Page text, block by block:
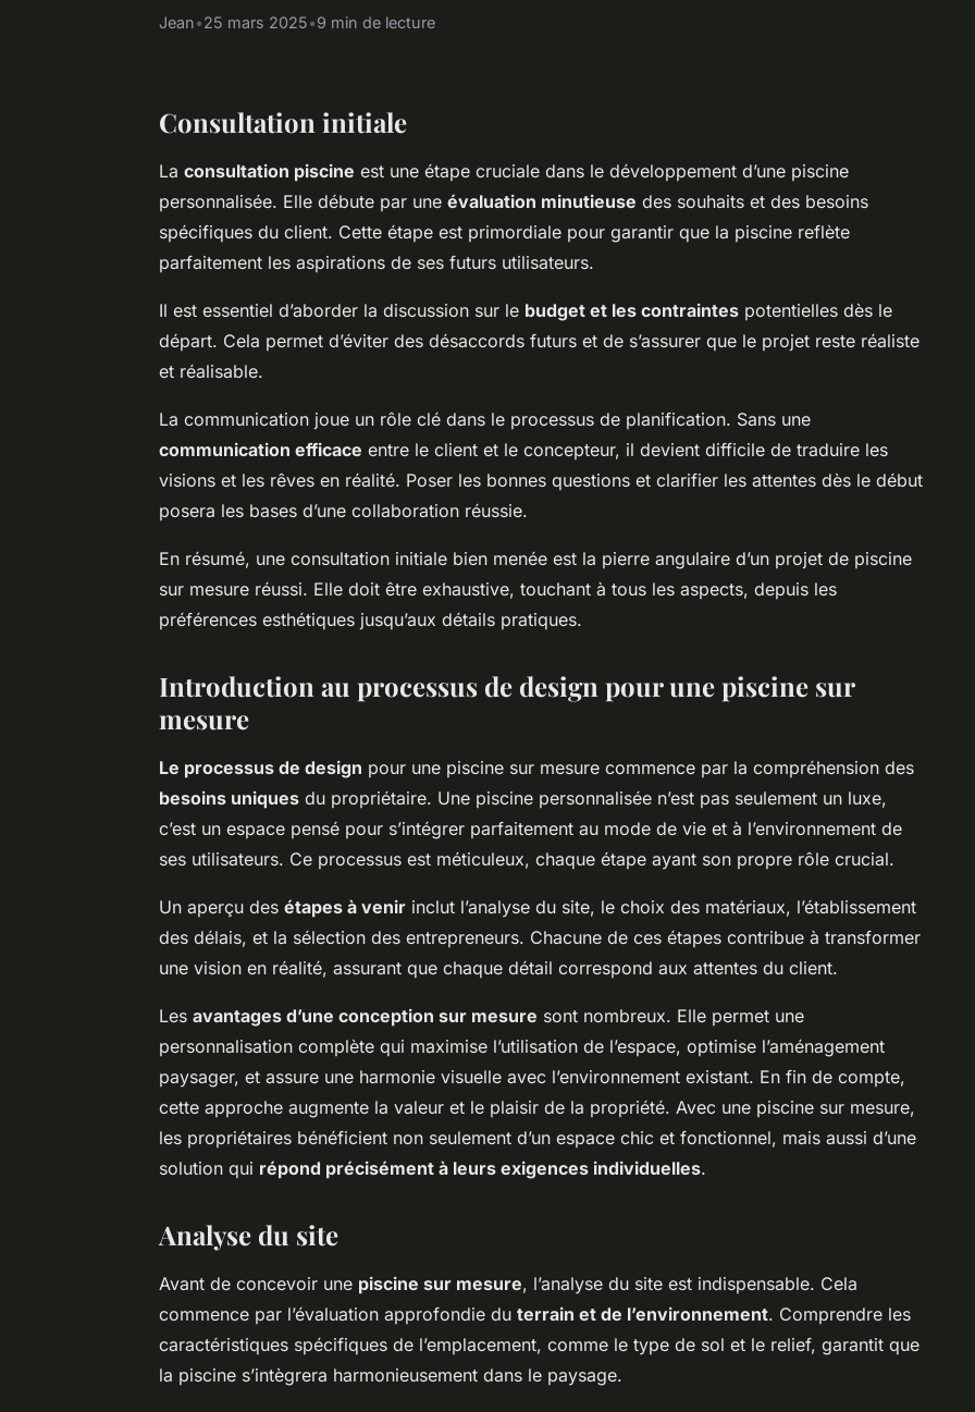
Jean•25 mars 2025•9 min de lecture
Consultation initiale
La consultation piscine est une étape cruciale dans le développement d’une piscine
personnalisée. Elle débute par une évaluation minutieuse des souhaits et des besoins
spécifiques du client. Cette étape est primordiale pour garantir que la piscine reflète
parfaitement les aspirations de ses futurs utilisateurs.
Il est essentiel d’aborder la discussion sur le budget et les contraintes potentielles dès le
départ. Cela permet d’éviter des désaccords futurs et de s’assurer que le projet reste réaliste
et réalisable.
La communication joue un rôle clé dans le processus de planification. Sans une
communication efficace entre le client et le concepteur, il devient difficile de traduire les
visions et les rêves en réalité. Poser les bonnes questions et clarifier les attentes dès le début
posera les bases d’une collaboration réussie.
En résumé, une consultation initiale bien menée est la pierre angulaire d’un projet de piscine
sur mesure réussi. Elle doit être exhaustive, touchant à tous les aspects, depuis les
préférences esthétiques jusqu’aux détails pratiques.
Introduction au processus de design pour une piscine sur
mesure
Le processus de design pour une piscine sur mesure commence par la compréhension des
besoins uniques du propriétaire. Une piscine personnalisée n’est pas seulement un luxe,
c’est un espace pensé pour s’intégrer parfaitement au mode de vie et à l’environnement de
ses utilisateurs. Ce processus est méticuleux, chaque étape ayant son propre rôle crucial.
Un aperçu des étapes à venir inclut l’analyse du site, le choix des matériaux, l’établissement
des délais, et la sélection des entrepreneurs. Chacune de ces étapes contribue à transformer
une vision en réalité, assurant que chaque détail correspond aux attentes du client.
Les avantages d’une conception sur mesure sont nombreux. Elle permet une
personnalisation complète qui maximise l’utilisation de l’espace, optimise l’aménagement
paysager, et assure une harmonie visuelle avec l’environnement existant. En fin de compte,
cette approche augmente la valeur et le plaisir de la propriété. Avec une piscine sur mesure,
les propriétaires bénéficient non seulement d’un espace chic et fonctionnel, mais aussi d’une
solution qui répond précisément à leurs exigences individuelles.
Analyse du site
Avant de concevoir une piscine sur mesure, l’analyse du site est indispensable. Cela
commence par l’évaluation approfondie du terrain et de l’environnement. Comprendre les
caractéristiques spécifiques de l’emplacement, comme le type de sol et le relief, garantit que
la piscine s’intègrera harmonieusement dans le paysage.